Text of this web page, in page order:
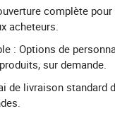
complète
acheteurs.
: Options de
sur demande.
de livraison standard